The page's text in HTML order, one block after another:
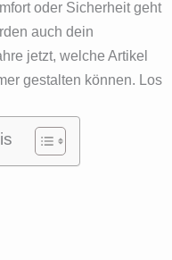
oder Sicherheit geht
auch dein
jetzt, welche Artikel
gestalten können. Los